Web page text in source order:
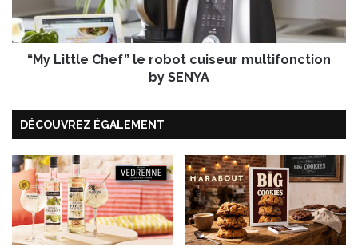
r
o
é
g
i
G
a
r
l
e
f
l
e
r
b
o
t
“My Little Chef” le robot cuiseur multifonction
by SENYA
DÉCOUVREZ ÉGALEMENT